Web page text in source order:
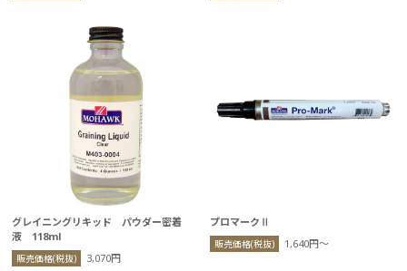
グレイニングリキッド パウダー密着
液 118ml
販売価格(税抜) 3,070円
プロマークⅡ
販売価格(税抜) 1,640円〜